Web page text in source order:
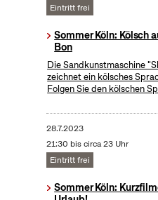
Eintritt frei
Sommer Köln: Kölsch
Bon
Die Sandkunstmaschine
zeichnet ein kölsches
Folgen Sie den kölschen
28.7.2023
21:30 bis circa 23 Uhr
Eintritt frei
Sommer Köln: